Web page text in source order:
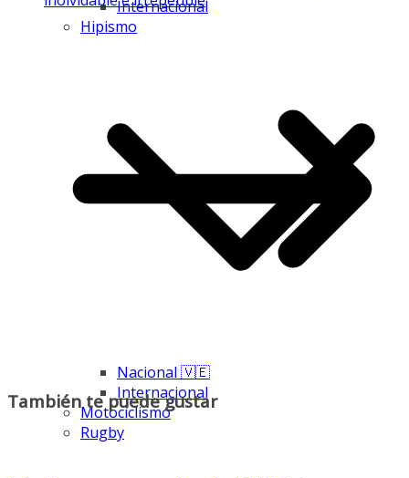
Internacional
Hipismo
Nacional 🇻🇪
Internacional
Motociclismo
Rugby
También te puede gustar